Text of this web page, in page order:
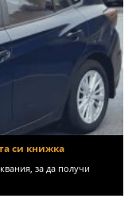
си книжка
за да получи